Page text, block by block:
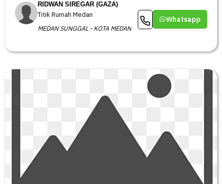
RIDWAN SIREGAR (GAZA)
Titik Rumah Medan
MEDAN SUNGGAL - KOTA MEDAN
Whatsapp